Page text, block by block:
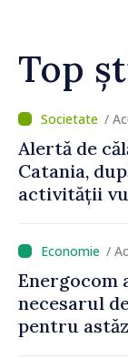
Top
/ Acum
Prim-
a discutat
lituanian
Republicii
/
Energocom
necesarul
pentru